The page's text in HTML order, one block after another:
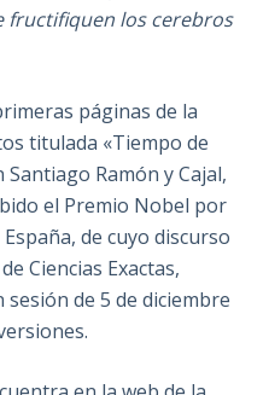
fructifiquen los cerebros
páginas de la
titulada «Tiempo de
Ramón y Cajal,
el Premio Nobel por
de cuyo discurso
Ciencias Exactas,
de 5 de diciembre